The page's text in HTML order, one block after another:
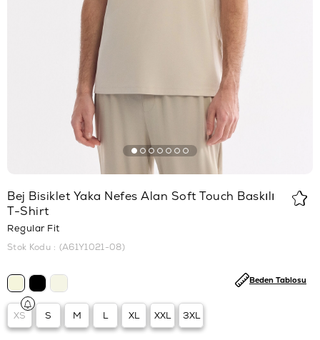
Bej Bisiklet Yaka Nefes Alan Soft Touch Baskılı
T-Shirt
Regular Fit
Stok Kodu (A61Y1021-08)
XS S M L XL XXL 3XL
Beden Tablosu